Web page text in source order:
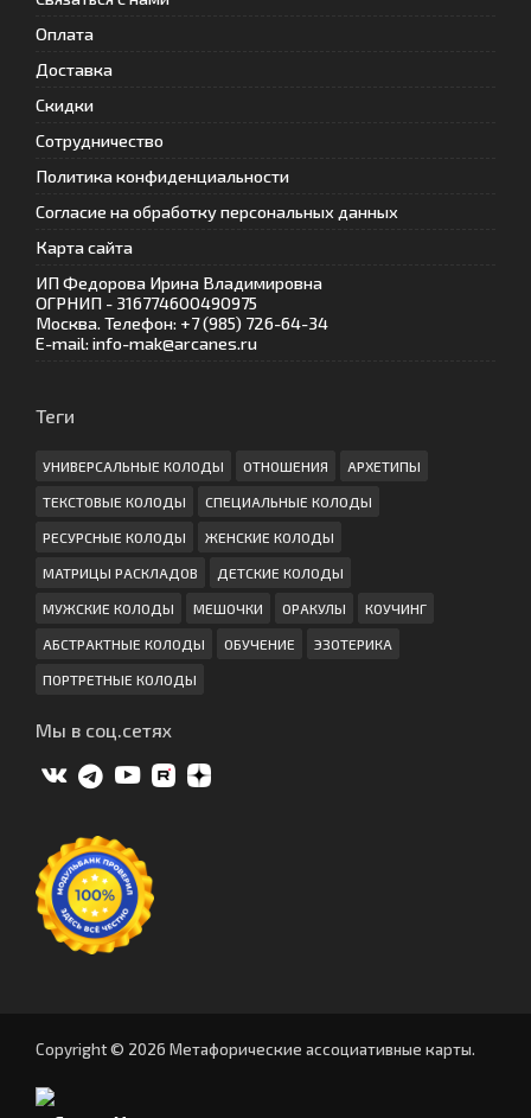
Оплата
Доставка
Скидки
Сотрудничество
Политика конфиденциальности
Согласие на обработку персональных данных
Карта сайта
ИП Федорова Ирина Владимировна
ОГРНИП - 316774600490975
Москва. Телефон: +7 (985) 726-64-34
E-mail: info-mak@arcanes.ru
Теги
УНИВЕРСАЛЬНЫЕ КОЛОДЫ ОТНОШЕНИЯ АРХЕТИПЫ
ТЕКСТОВЫЕ КОЛОДЫ СПЕЦИАЛЬНЫЕ КОЛОДЫ
РЕСУРСНЫЕ КОЛОДЫ ЖЕНСКИЕ КОЛОДЫ
МАТРИЦЫ РАСКЛАДОВ ДЕТСКИЕ КОЛОДЫ
МУЖСКИЕ КОЛОДЫ МЕШОЧКИ ОРАКУЛЫ КОУЧИНГ
АБСТРАКТНЫЕ КОЛОДЫ ОБУЧЕНИЕ ЭЗОТЕРИКА
ПОРТРЕТНЫЕ КОЛОДЫ
Мы в соц.сетях
Copyright © 2026 Метафорические ассоциативные карты.